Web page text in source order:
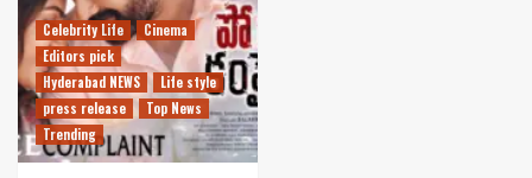
Celebrity Life
Cinema
Editors pick
Hyderabad NEWS
Life style
press release
Top News
Trending